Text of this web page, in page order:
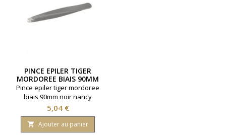
PINCE EPILER TIGER
MORDOREE BIAIS 90MM
NOIR
Pince epiler tiger mordoree
biais 90mm noir nancy
beaute 95mm
Prix
5,04 €
 Ajouter au panier